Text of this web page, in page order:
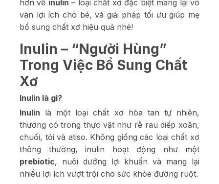
hơn về inulin – loại chất xơ đặc biệt mang lại vô
vàn lợi ích cho bé, và giải pháp tối ưu giúp mẹ
bổ sung chất xơ hiệu quả nhé!
Inulin – “Người Hùng”
Trong Việc Bổ Sung Chất
Xơ
Inulin là gì?
Inulin là một loại chất xơ hòa tan tự nhiên,
thường có trong thực vật như rễ rau diếp xoăn,
chuối, tỏi và atiso. Không giống các loại chất xơ
thông thường, inulin hoạt động như một
prebiotic, nuôi dưỡng lợi khuẩn và mang lại
nhiều lợi ích vượt trội cho sức khỏe đường ruột.